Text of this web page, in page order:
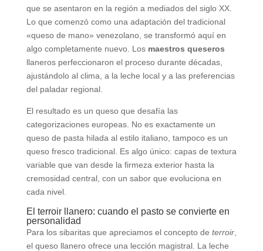
que se asentaron en la región a mediados del siglo XX.
Lo que comenzó como una adaptación del tradicional
«queso de mano» venezolano, se transformó aquí en
algo completamente nuevo. Los maestros queseros
llaneros perfeccionaron el proceso durante décadas,
ajustándolo al clima, a la leche local y a las preferencias
del paladar regional.
El resultado es un queso que desafía las
categorizaciones europeas. No es exactamente un
queso de pasta hilada al estilo italiano, tampoco es un
queso fresco tradicional. Es algo único: capas de textura
variable que van desde la firmeza exterior hasta la
cremosidad central, con un sabor que evoluciona en
cada nivel.
El terroir llanero: cuando el pasto se convierte en
personalidad
Para los sibaritas que apreciamos el concepto de terroir,
el queso llanero ofrece una lección magistral. La leche